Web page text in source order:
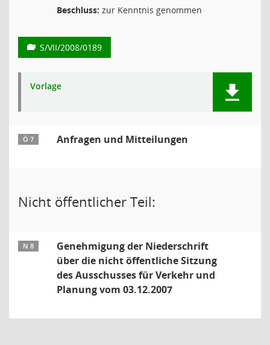
Beschluss: zur Kenntnis genommen
S/VII/2008/0189
Vorlage
Ö 7 Anfragen und Mitteilungen
Nicht öffentlicher Teil:
N 8
Genehmigung der Niederschrift
über die nicht öffentliche Sitzung
des Ausschusses für Verkehr und
Planung vom 03.12.2007